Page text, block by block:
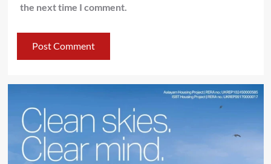
the next time I comment.